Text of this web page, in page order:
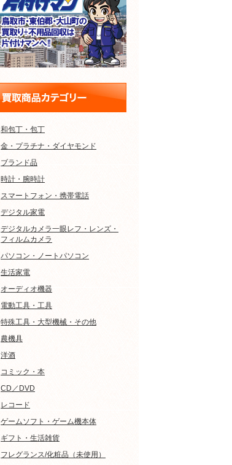
和包丁・包丁
金・プラチナ・ダイヤモンド
ブランド品
時計・腕時計
スマートフォン・携帯電話
デジタル家電
デジタルカメラ一眼レフ・レンズ・
フィルムカメラ
パソコン・ノートパソコン
生活家電
オーディオ機器
電動工具・工具
特殊工具・大型機械・その他
農機具
洋酒
コミック・本
CD／DVD
レコード
ゲームソフト・ゲーム機本体
ギフト・生活雑貨
フレグランス/化粧品（未使用）